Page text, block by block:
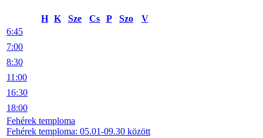
H K Sze Cs P Szo
V
6:45
7:00
8:30
11:00
16:30
18:00
Fehérek temploma
Fehérek temploma: 05.01-09.30 között